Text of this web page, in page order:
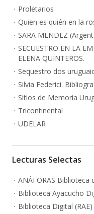
Proletarios
Quien es quién en la
SARA MENDEZ
SECUESTRO EN LA
ELENA QUINTEROS.
Sequestro dos
Silvia Federici.
Sitios de Memoria
Tricontinental
UDELAR
Lecturas Selectas
ANÁFORAS Biblioteca
Biblioteca Ayacucho
Biblioteca Digital (RAE)